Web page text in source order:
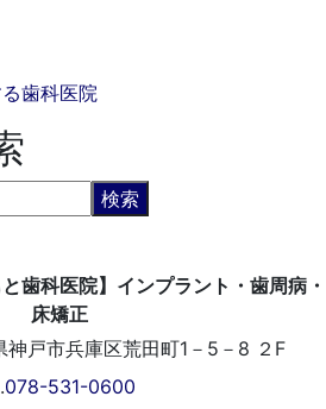
神戸市兵庫区荒田町1－5－8 ２F
078-531-0600